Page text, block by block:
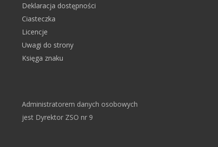
Deklaracja dostępności
Ciasteczka
Licencje
Uwagi do strony
Księga znaku
Administratorem danych osobowych
jest Dyrektor ZSO nr 9